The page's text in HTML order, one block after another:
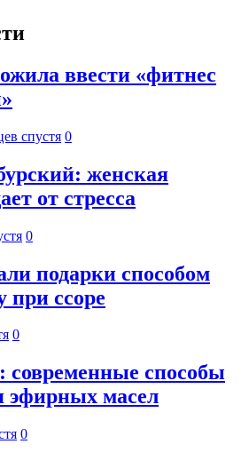
ввести «фитнес
спустя 0
женская
от стресса
0
подарки способом
при ссоре
0
современные способы
эфирных масел
0